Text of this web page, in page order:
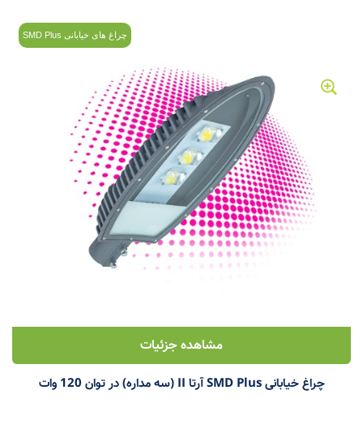
چراغ های خیابانی SMD Plus
مشاهده جزئیات
چراغ خیابانی SMD Plus آرتا II (سه مداره) در توان 120 وات